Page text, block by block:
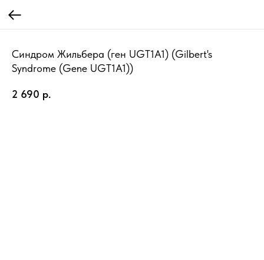
Синдром Жильбера (ген UGT1A1) (Gilbert's
Syndrome (Gene UGT1A1))
2 690 р.